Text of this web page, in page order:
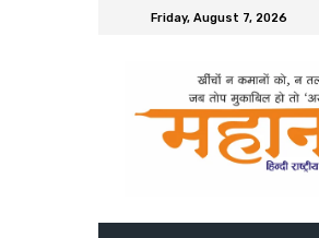
Friday, August 7, 2026